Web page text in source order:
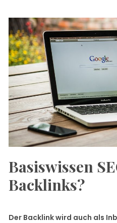
Basiswissen
Backlinks?
Der Backlink wird auch als